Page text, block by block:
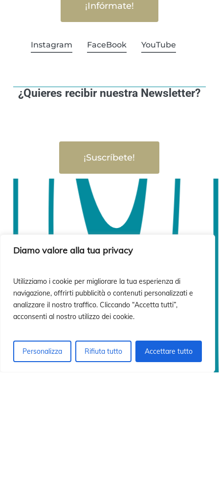
Diamo valore alla tua privacy
Utilizziamo i cookie per migliorare la tua esperienza di
navigazione, offrirti pubblicità o contenuti personalizzati e
analizzare il nostro traffico. Cliccando “Accetta tutti”,
acconsenti al nostro utilizzo dei cookie.
Personalizza Rifiuta tutto Accettare tutto
¡Infórmate!
Instagram FaceBook YouTube
¿Quieres recibir nuestra Newsletter?
¡Suscríbete!